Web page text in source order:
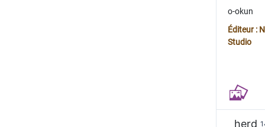
o-okun
Éditeur :
Studio
herd